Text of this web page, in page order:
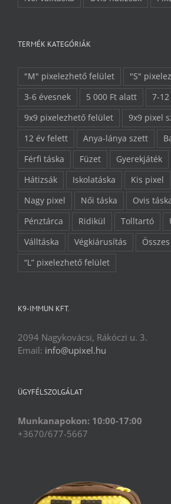
TERMÉK KATEGÓRIÁK
"M" pixelezhető felület
"S"
3-6 évesnek
5 000 Ft alatt
7-
9x9 pixelezhető felület
9x9 pixel
12 év felett
Anya-lánya szett
Férfi táska
Füzet Gyerekjáték
Hátizsák
Iskolatáska Kis pixel
Nagy pixel
Női táska Ovis
Pénztárca
Ridikül Tolltartó
Válltáska
Végkiárusítás
“L” pixelezhető felület
K9-IMMUN KFT.
2094 Nagykovácsi, Rákóczi u. 3.
Email: info@upixel.hu
ÜGYFÉLSZOLGÁLAT
Munkanapokon: 10:00-17:00
+3670/677-5667